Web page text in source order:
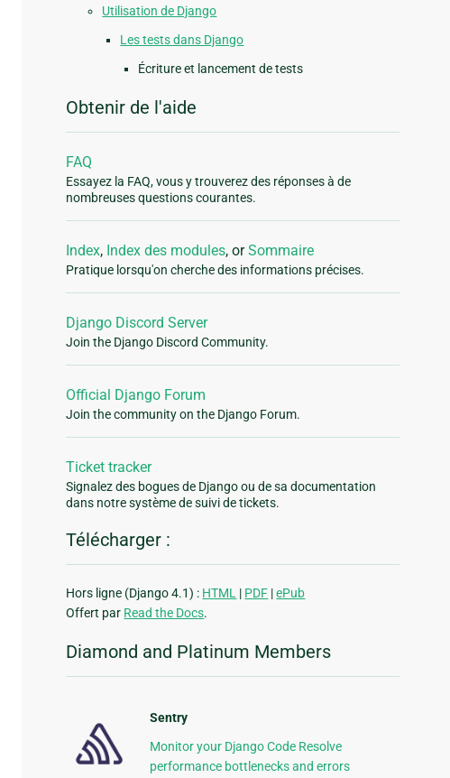
Utilisation de Django
Les tests dans Django
Écriture et lancement de tests
Obtenir de l'aide
FAQ
Essayez la FAQ, vous y trouverez des réponses à de
nombreuses questions courantes.
Index, Index des modules, orSommaire
Pratique lorsqu'on cherche des informations précises.
Django Discord Server
Join the Django Discord Community.
Official Django Forum
Join the community on the Django Forum.
Ticket tracker
Signalez des bogues de Django ou de sa documentation
dans notre système de suivi de tickets.
Télécharger :
Hors ligne (Django 4.1) : HTML | PDF |ePub
Offert par Read the Docs.
Diamond and Platinum Members
Sentry
Monitor your Django Code Resolve
performance bottlenecks and errors